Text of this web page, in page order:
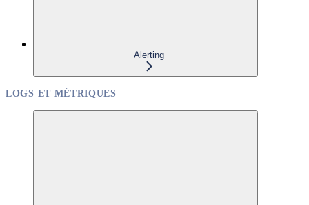
Alerting
LOGS ET MÉTRIQUES